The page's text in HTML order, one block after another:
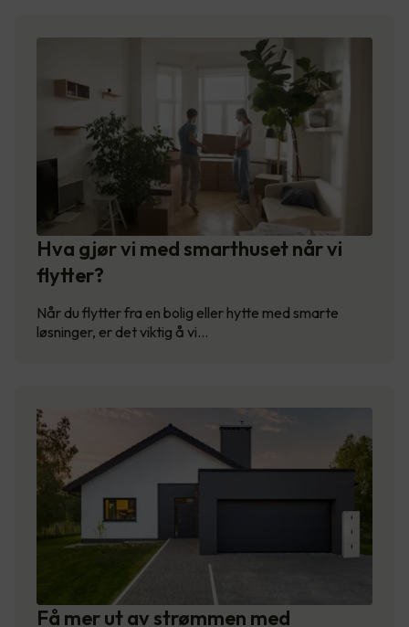
Hva gjør vi med smarthuset når vi
flytter?
Når du flytter fra en bolig eller hytte med smarte
løsninger, er det viktig å vi…
Få mer ut av strømmen med